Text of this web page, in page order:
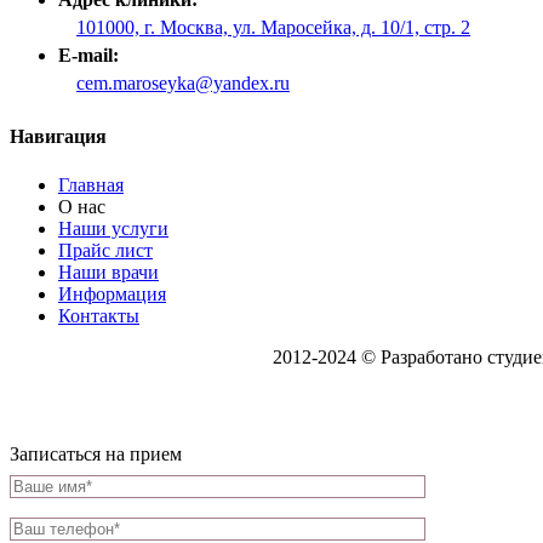
101000, г. Москва, ул. Маросейка, д. 10/1, стр. 2
E-mail:
cem.maroseyka@yandex.ru
Навигация
Главная
О нас
Наши услуги
Прайс лист
Наши врачи
Информация
Контакты
2012-2024 © Разработано
Записаться на прием